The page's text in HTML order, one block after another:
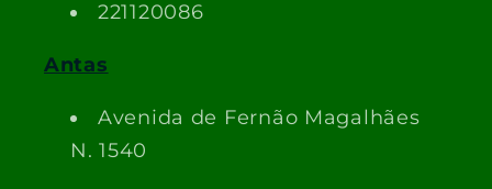
221120086
Antas
Avenida de Fernão Magalhães
N. 1540